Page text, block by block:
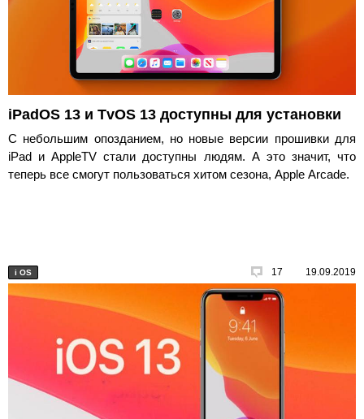
iPadOS 13 и TvOS 13 доступны для установки
С небольшим опозданием, но новые версии прошивки для
iPad и AppleTV стали доступны людям. А это значит, что
теперь все смогут пользоваться хитом сезона, Apple Arcade.
i OS 17 19.09.2019